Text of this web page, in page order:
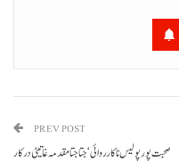
PREV POST
صحبت پور پولیس نا کارروائی‘ جتا جتا مقدمہ غاتیٹی درکار